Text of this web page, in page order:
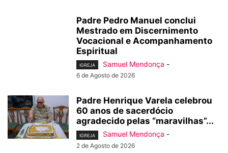
Padre Pedro Manuel conclui
Mestrado em Discernimento
Vocacional e Acompanhamento
Espiritual
IGREJA Samuel Mendonça -
6 de Agosto de 2026
Padre Henrique Varela celebrou
60 anos de sacerdócio
agradecido pelas “maravilhas”...
IGREJA Samuel Mendonça -
2 de Agosto de 2026